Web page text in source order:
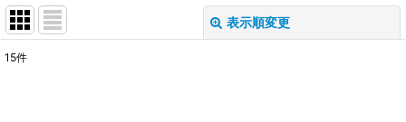
表示順変更
15件